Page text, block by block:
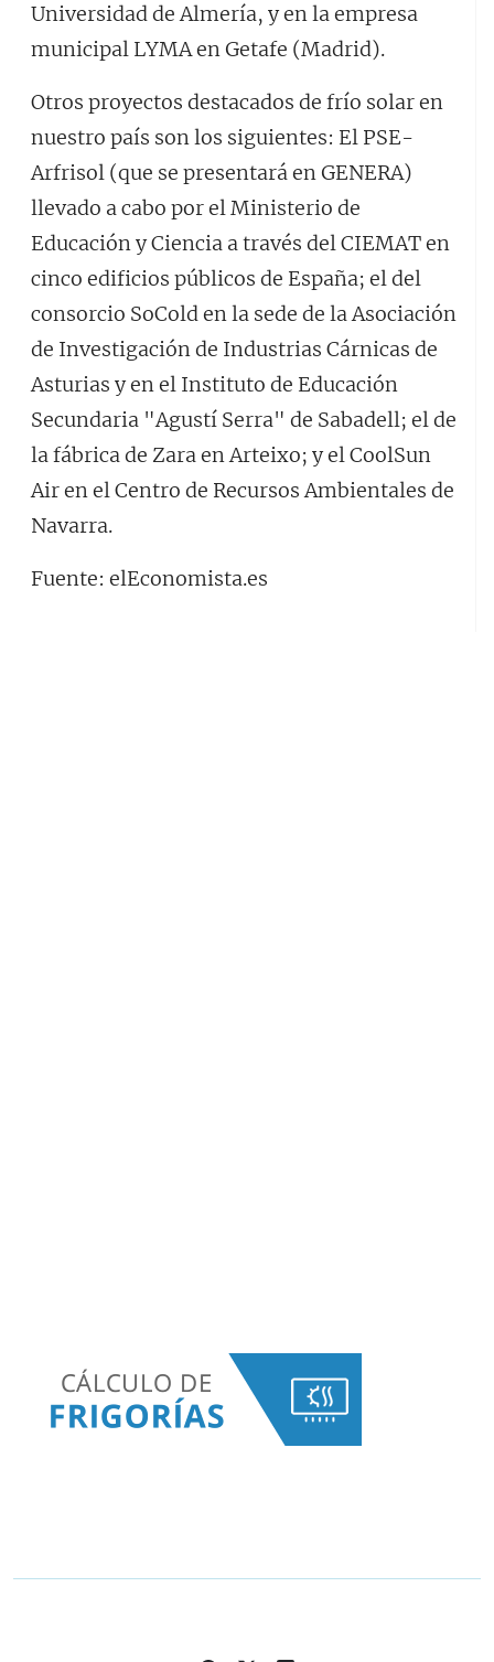
Universidad de Almería, y en la empresa
municipal LYMA en Getafe (Madrid).
Otros proyectos destacados de frío solar en
nuestro país son los siguientes: El PSE-
Arfrisol (que se presentará en GENERA)
llevado a cabo por el Ministerio de
Educación y Ciencia a través del CIEMAT en
cinco edificios públicos de España; el del
consorcio SoCold en la sede de la Asociación
de Investigación de Industrias Cárnicas de
Asturias y en el Instituto de Educación
Secundaria "Agustí Serra" de Sabadell; el de
la fábrica de Zara en Arteixo; y el CoolSun
Air en el Centro de Recursos Ambientales de
Navarra.
Fuente: elEconomista.es